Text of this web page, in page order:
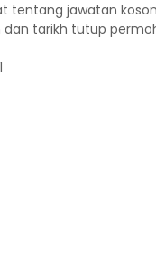
tentang jawatan
tarikh tutup